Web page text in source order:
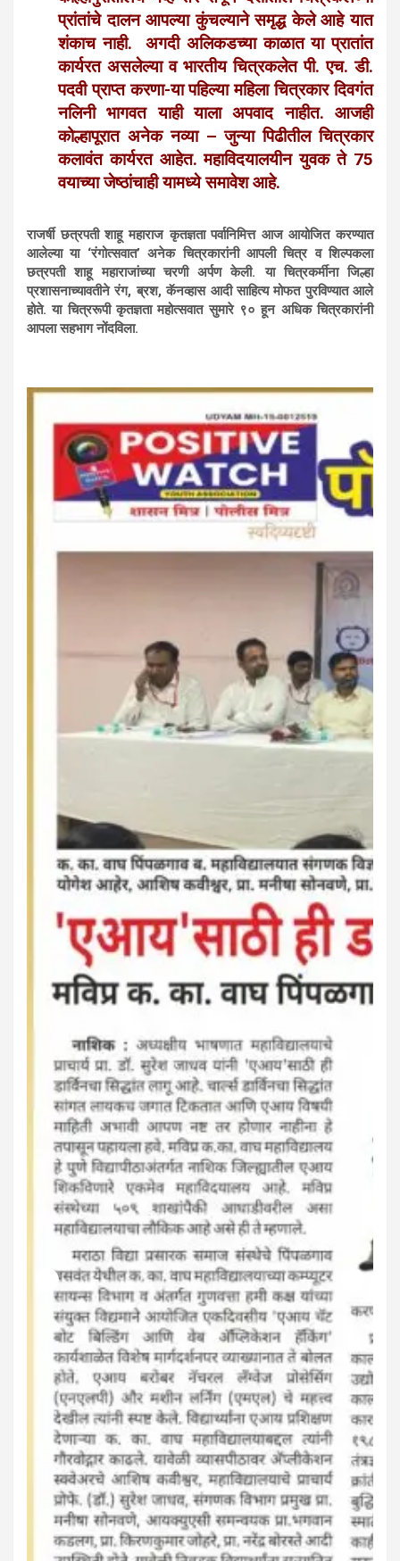
प्रांतांचे दालन आपल्या कुंचल्याने समृद्ध केले आहे यात
शंकाच नाही. अगदी अलिकडच्या काळात या प्रातांत
कार्यरत असलेल्या व भारतीय चित्रकलेत पी. एच. डी.
पदवी प्राप्त करणा-या पहिल्या महिला चित्रकार दिवगंत
नलिनी भागवत याही याला अपवाद नाहीत. आजही
कोल्हापूरात अनेक नव्या – जुन्या पिढीतील चित्रकार
कलावंत कार्यरत आहेत. महाविदयालयीन युवक ते 75
वयाच्या जेष्ठांचाही यामध्ये समावेश आहे.
राजर्षी छत्रपती शाहू महाराज कृतज्ञता पर्वानिमित्त आज आयोजित करण्यात
आलेल्या या ‘रंगोत्सवात’ अनेक चित्रकारांनी आपली चित्र व शिल्पकला
छत्रपती शाहू महाराजांच्या चरणी अर्पण केली. या चित्रकर्मीना जिल्हा
प्रशासनाच्यावतीने रंग, ब्रश, कॅनव्हास आदी साहित्य मोफत पुरविण्यात आले
होते. या चित्ररूपी कृतज्ञता महोत्सवात सुमारे ९० हून अधिक चित्रकारांनी
आपला सहभाग नोंदविला.